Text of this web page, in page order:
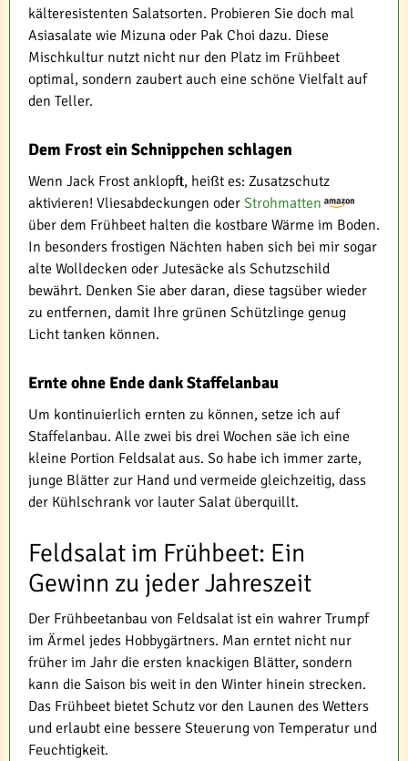
kälteresistenten Salatsorten. Probieren Sie doch mal
Asiasalate wie Mizuna oder Pak Choi dazu. Diese
Mischkultur nutzt nicht nur den Platz im Frühbeet
optimal, sondern zaubert auch eine schöne Vielfalt auf
den Teller.
Dem Frost ein Schnippchen schlagen
Wenn Jack Frost anklopft, heißt es: Zusatzschutz
aktivieren! Vliesabdeckungen oder Strohmatten
über dem Frühbeet halten die kostbare Wärme im Boden.
In besonders frostigen Nächten haben sich bei mir sogar
alte Wolldecken oder Jutesäcke als Schutzschild
bewährt. Denken Sie aber daran, diese tagsüber wieder
zu entfernen, damit Ihre grünen Schützlinge genug
Licht tanken können.
Ernte ohne Ende dank Staffelanbau
Um kontinuierlich ernten zu können, setze ich auf
Staffelanbau. Alle zwei bis drei Wochen säe ich eine
kleine Portion Feldsalat aus. So habe ich immer zarte,
junge Blätter zur Hand und vermeide gleichzeitig, dass
der Kühlschrank vor lauter Salat überquillt.
Feldsalat im Frühbeet: Ein
Gewinn zu jeder Jahreszeit
Der Frühbeetanbau von Feldsalat ist ein wahrer Trumpf
im Ärmel jedes Hobbygärtners. Man erntet nicht nur
früher im Jahr die ersten knackigen Blätter, sondern
kann die Saison bis weit in den Winter hinein strecken.
Das Frühbeet bietet Schutz vor den Launen des Wetters
und erlaubt eine bessere Steuerung von Temperatur und
Feuchtigkeit.